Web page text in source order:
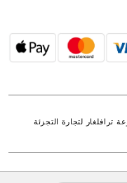
ترافلغار لتجارة التجزئة